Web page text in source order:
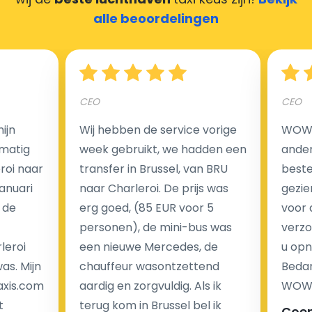
Hoeveel kost een luchthaven taxi transfer?
Een van de meest aantrekkelijke voordelen van
luchthaventaxi's is een vast tarief voor uw rit. In
tegenstelling tot traditionele taxi's met taxameter
brengen wij u geen extra kosten in rekening voor de
nachtrit.
We hebben geen ophaaltarief of extra kosten voor
wachttijd als uw vlucht vertraging heeft.
Kijk op onze website voor meer informatie over uw
transferkosten. Ons boekingsformulier bevat alle
alle beoordelingen
naar
Mijn
CEO
Wij hebben de service vorige
week gebruikt, we hadden een
transfer in Brussel, van BRU
naar Charleroi. De prijs was
erg goed, (85 EUR voor 5
personen), de mini-bus was
een nieuwe Mercedes, de
chauffeur wasontzettend
aardig en zorgvuldig. Als ik
terug kom in Brussel bel ik
CEO
voor
u